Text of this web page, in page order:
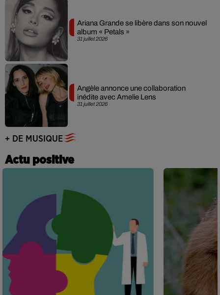
31 juillet 2026
Ariana Grande se libère dans son nouvel
album « Petals »
31 juillet 2026
Angèle annonce une collaboration
inédite avec Amelie Lens
+ DE MUSIQUE
Actu positive